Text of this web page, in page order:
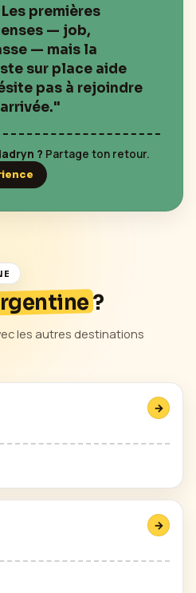
premières
— job,
— mais la
sur place aide
pas à rejoindre
? Partage ton retour.
?
les autres destinations
→
→